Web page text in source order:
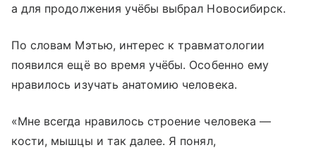
а для продолжения учёбы выбрал Новосибирск.
По словам Мэтью, интерес к травматологии
появился ещё во время учёбы. Особенно ему
нравилось изучать анатомию человека.
«Мне всегда нравилось строение человека —
кости, мышцы и так далее. Я понял,